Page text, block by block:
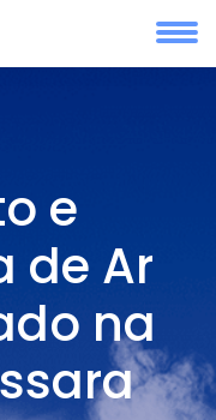
e
de Ar
na